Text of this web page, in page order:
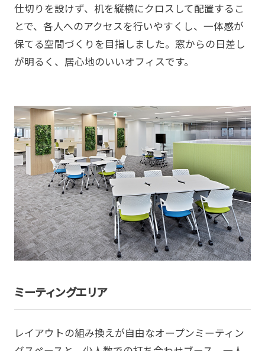
仕切りを設けず、机を縦横にクロスして配置するこ
とで、各人へのアクセスを行いやすくし、一体感が
保てる空間づくりを目指しました。窓からの日差し
が明るく、居心地のいいオフィスです。
ミーティングエリア
レイアウトの組み換えが自由なオープンミーティン